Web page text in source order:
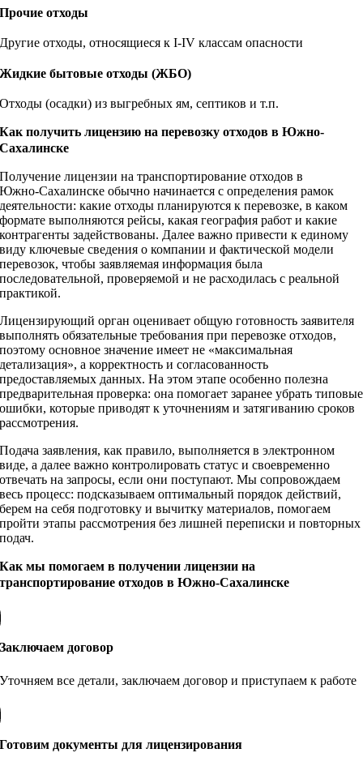
Прочие отходы
Другие отходы, относящиеся к I-IV классам опасности
Жидкие бытовые отходы (ЖБО)
Отходы (осадки) из выгребных ям, септиков и т.п.
Как получить лицензию на перевозку отходов в Южно-
Сахалинске
Получение лицензии на транспортирование отходов в
Южно‑Сахалинске обычно начинается с определения рамок
деятельности: какие отходы планируются к перевозке, в каком
формате выполняются рейсы, какая география работ и какие
контрагенты задействованы. Далее важно привести к единому
виду ключевые сведения о компании и фактической модели
перевозок, чтобы заявляемая информация была
последовательной, проверяемой и не расходилась с реальной
практикой.
Лицензирующий орган оценивает общую готовность заявителя
выполнять обязательные требования при перевозке отходов,
поэтому основное значение имеет не «максимальная
детализация», а корректность и согласованность
предоставляемых данных. На этом этапе особенно полезна
предварительная проверка: она помогает заранее убрать типовые
ошибки, которые приводят к уточнениям и затягиванию сроков
рассмотрения.
Подача заявления, как правило, выполняется в электронном
виде, а далее важно контролировать статус и своевременно
отвечать на запросы, если они поступают. Мы сопровождаем
весь процесс: подсказываем оптимальный порядок действий,
берем на себя подготовку и вычитку материалов, помогаем
пройти этапы рассмотрения без лишней переписки и повторных
подач.
Как мы помогаем в получении лицензии на
транспортирование отходов в Южно-Сахалинске
Заключаем договор
Уточняем все детали, заключаем договор и приступаем к работе
Готовим документы для лицензирования